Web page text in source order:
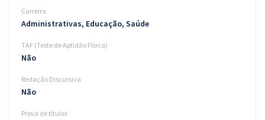
Carreira
Administrativas, Educação, Saúde
TAF (Teste de Aptidão Física)
Não
Redação Discursiva
Não
Prova de títulos